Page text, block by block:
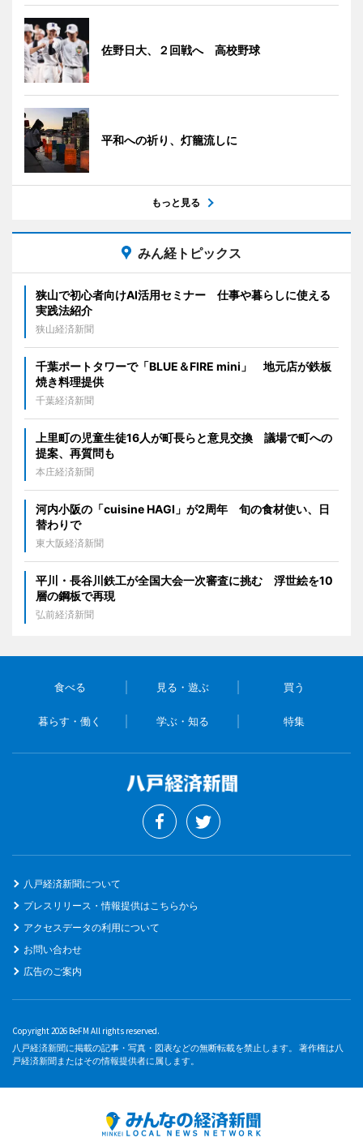
佐野日大、２回戦へ 高校野球
平和への祈り、灯籠流しに
もっと見る
みん経トピックス
狭山で初心者向けAI活用セミナー 仕事や暮らしに使える
実践法紹介
狭山経済新聞
千葉ポートタワーで「BLUE＆FIRE mini」 地元店が鉄板
焼き料理提供
千葉経済新聞
上里町の児童生徒16人が町長らと意見交換 議場で町への
提案、再質問も
本庄経済新聞
河内小阪の「cuisine HAGI」が2周年 旬の食材使い、日
替わりで
東大阪経済新聞
平川・長谷川鉄工が全国大会一次審査に挑む 浮世絵を10
層の鋼板で再現
弘前経済新聞
食べる 見る・遊ぶ 買う
暮らす・働く 学ぶ・知る 特集
八戸経済新聞について
プレスリリース・情報提供はこちらから
アクセスデータの利用について
お問い合わせ
広告のご案内
Copyright 2026 BeFM All rights reserved.
八戸経済新聞に掲載の記事・写真・図表などの無断転載を禁止します。 著作権は八
戸経済新聞またはその情報提供者に属します。